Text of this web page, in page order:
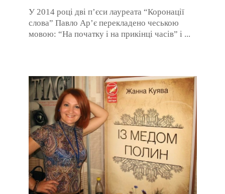
У 2014 році дві п’єси лауреата “Коронації
слова” Павло Ар’є перекладено чеською
мовою: “На початку і на прикінці часів” і ...